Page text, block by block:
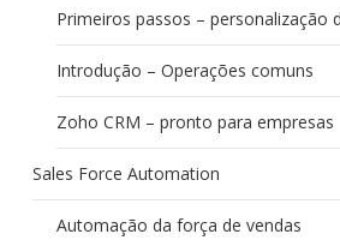
Primeiros passos – personalização
Introdução – Operações comuns
Zoho CRM – pronto para empresas
Sales Force Automation
Automação da força de vendas